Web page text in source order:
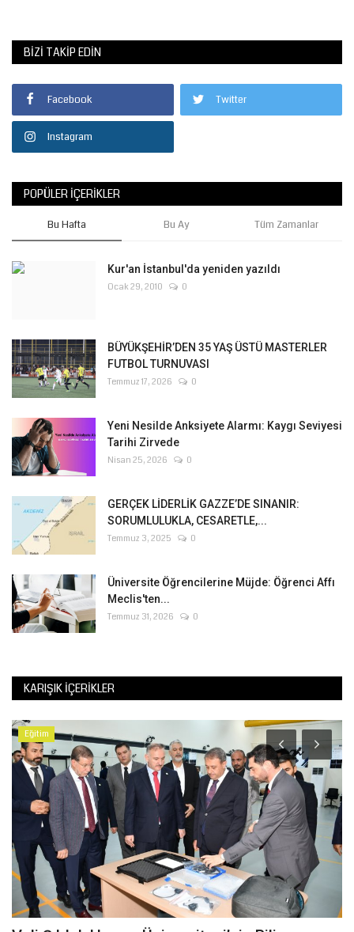
BIZI TAKIP EDIN
Facebook Twitter
Instagram
POPÜLER İÇERIKLER
Bu Hafta Bu Ay Tüm Zamanlar
Kur'an İstanbul'da yeniden yazıldı
Ocak 29, 2010 0
BÜYÜKŞEHİR’DEN 35 YAŞ ÜSTÜ MASTERLER
FUTBOL TURNUVASI
Temmuz 17, 2026 0
Yeni Nesilde Anksiyete Alarmı: Kaygı Seviyesi
Tarihi Zirvede
Nisan 25, 2026 0
GERÇEK LİDERLİK GAZZE’DE SINANIR:
SORUMLULUKLA, CESARETLE,...
Temmuz 3, 2025 0
Üniversite Öğrencilerine Müjde: Öğrenci Affı
Meclis'ten...
Temmuz 31, 2026 0
KARIŞIK İÇERIKLER
Eğitim